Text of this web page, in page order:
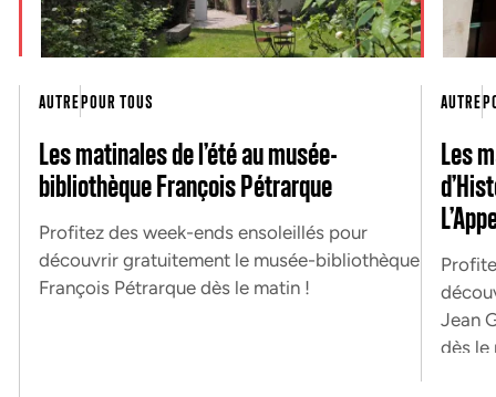
AUTREPOUR TOUS
Les matinales de l’été au musée-
bibliothèque François Pétrarque
Profitez des week-ends ensoleillés pour
découvrir gratuitement le musée-bibliothèque
François Pétrarque dès le matin !
AUTRE
Les
Jean
dès le